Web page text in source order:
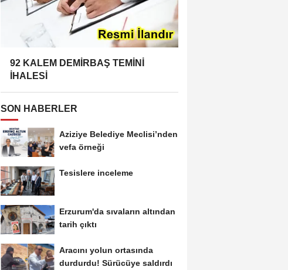
92 KALEM DEMİRBAŞ TEMİNİ
İHALESİ
SON HABERLER
Aziziye Belediye Meclisi’nden
vefa örneği
Tesislere inceleme
Erzurum'da sıvaların altından
tarih çıktı
Aracını yolun ortasında
durdurdu! Sürücüye saldırdı